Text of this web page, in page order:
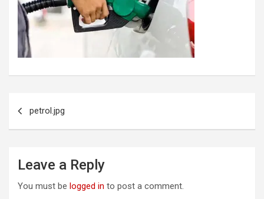
navigation
petrol.jpg
Leave a Reply
You must be logged in to post a comment.